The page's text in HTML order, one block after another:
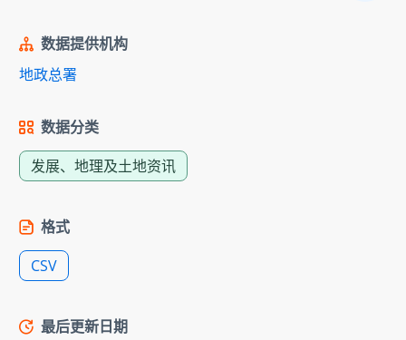
数据提供机构
地政总署
数据分类
发展、地理及土地资讯
格式
CSV
最后更新日期